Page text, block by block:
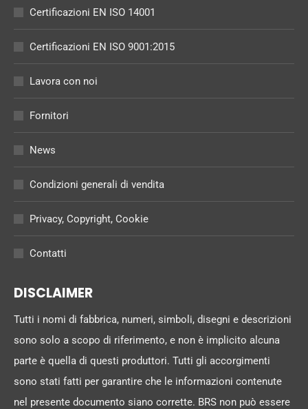
Certificazioni EN ISO 14001
Certificazioni EN ISO 9001:2015
Lavora con noi
Fornitori
News
Condizioni generali di vendita
Privacy, Copyright, Cookie
Contatti
DISCLAIMER
Tutti i nomi di fabbrica, numeri, simboli, disegni e descrizioni
sono solo a scopo di riferimento, e non è implicito alcuna
parte è quella di questi produttori. Tutti gli accorgimenti
sono stati fatti per garantire che le informazioni contenute
nel presente documento siano corrette. BRS non può essere